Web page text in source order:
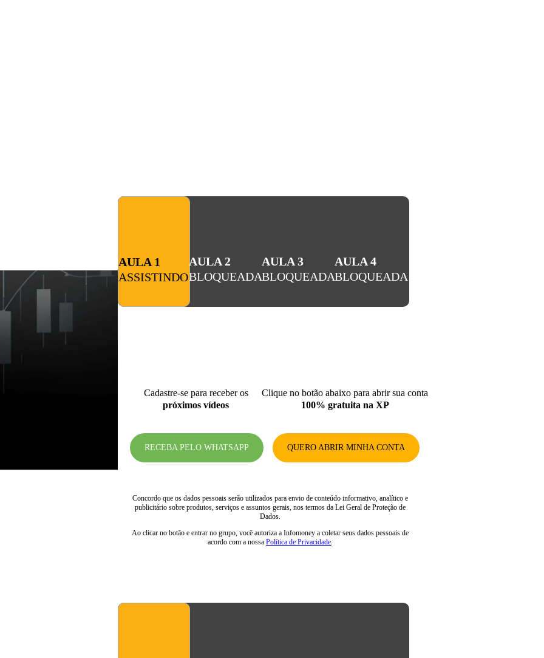
AULA 1
ASSISTINDO
AULA 2
BLOQUEADA
AULA 3
BLOQUEADA
AULA 4
BLOQUEADA
Cadastre-se para receber os
próximos vídeos
RECEBA PELO WHATSAPP
Clique no botão abaixo para abrir sua conta
100% gratuita na XP
QUERO ABRIR MINHA CONTA
Concordo que os dados pessoais serão utilizados para envio de conteúdo informativo, analítico e
publicitário sobre produtos, serviços e assuntos gerais, nos termos da Lei Geral de Proteção de
Dados.
Ao clicar no botão e entrar no grupo, você autoriza a Infomoney a coletar seus dados pessoais de
acordo com a nossaPolítica de Privacidade.